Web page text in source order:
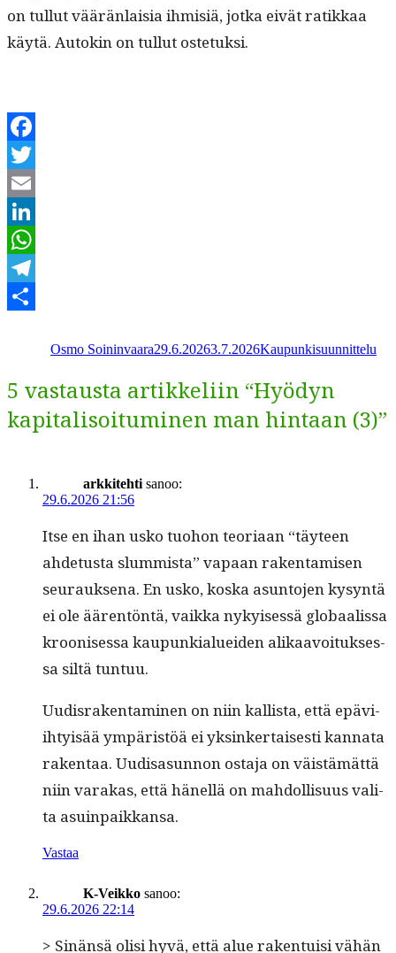
on tul­lut väärän­laisia ihmisiä, jot­ka eivät ratikkaa
käytä. Autokin on tul­lut ostetuksi.
Facebook
Twitter
Email
LinkedIn
WhatsApp
Telegram
Osmo Soininvaara29.6.20263.7.2026Kaupunkisuunnittelu
5 vastausta artikkeliin “Hyödyn
kapitalisoituminen man hintaan (3)”
arkkitehti sanoo:
29.6.2026 21:56
Itse en ihan usko tuo­hon teo­ri­aan “täy­teen
ahde­tus­ta slum­mista” vapaan rak­en­tamisen
seu­rauk­se­na. En usko, kos­ka asun­to­jen kysyn­tä
ei ole äären­tön­tä, vaik­ka nykyisessä globaalis­sa
kroonises­sa kaupunkialuei­den alikaavoituk­ses­
sa siltä tuntuu.
Uud­is­rak­en­t­a­mi­nen on niin kallista, että epävi­
ihty­isää ympäristöä ei yksinker­tais­es­ti kan­na­ta
rak­en­taa. Uud­is­as­un­non osta­ja on väistämät­tä
niin varakas, että hänel­lä on mah­dol­lisu­us vali­
ta asuinpaikkansa.
Vastaa
K-Veikko sanoo:
29.6.2026 22:14
> Sinän­sä olisi hyvä, että alue rak­en­tu­isi vähän